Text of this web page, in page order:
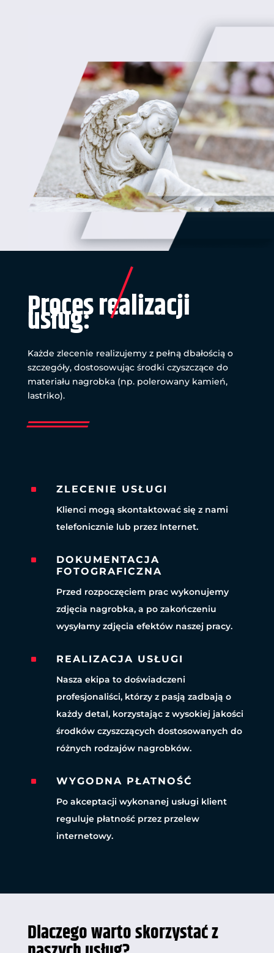
Proces realizacji
usług:
Każde zlecenie realizujemy z pełną dbałością o
szczegóły, dostosowując środki czyszczące do
materiału nagrobka (np. polerowany kamień,
lastriko).
^ ZLECENIE USŁUGI
Klienci mogą skontaktować się z nami
telefonicznie lub przez Internet.
^
DOKUMENTACJA
FOTOGRAFICZNA
Przed rozpoczęciem prac wykonujemy
zdjęcia nagrobka, a po zakończeniu
wysyłamy zdjęcia efektów naszej pracy.
^ REALIZACJA USŁUGI
Nasza ekipa to doświadczeni
profesjonaliści, którzy z pasją zadbają o
każdy detal, korzystając z wysokiej jakości
środków czyszczących dostosowanych do
różnych rodzajów nagrobków.
^ WYGODNA PŁATNOŚĆ
Po akceptacji wykonanej usługi klient
reguluje płatność przez przelew
internetowy.
Dlaczego warto skorzystać z